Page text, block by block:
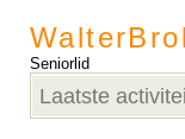
Seniorlid
Laatste